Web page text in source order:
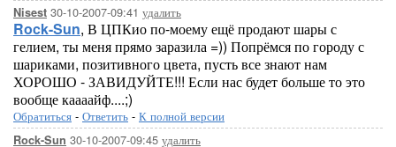
Nisest 30-10-2007-09:41 удалить
Rock-Sun, В ЦПКио по-моему ещё продают шары с
гелием, ты меня прямо заразила =)) Попрёмся по городу с
шариками, позитивного цвета, пусть все знают нам
ХОРОШО - ЗАВИДУЙТЕ!!! Если нас будет больше то это
вообще каааайф....;)
Обратиться - Ответить - К полной версии
Rock-Sun 30-10-2007-09:45 удалить